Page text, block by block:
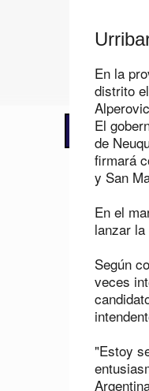
📢 LO
En la
distrito
El
de
firmará
y San
En el
lanzar
Según
veces
"Estoy